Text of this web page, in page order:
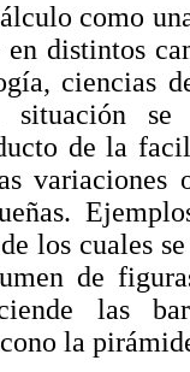
como
distintos
ciencias
situación
de la
variaciones
los cuales
de
las
la